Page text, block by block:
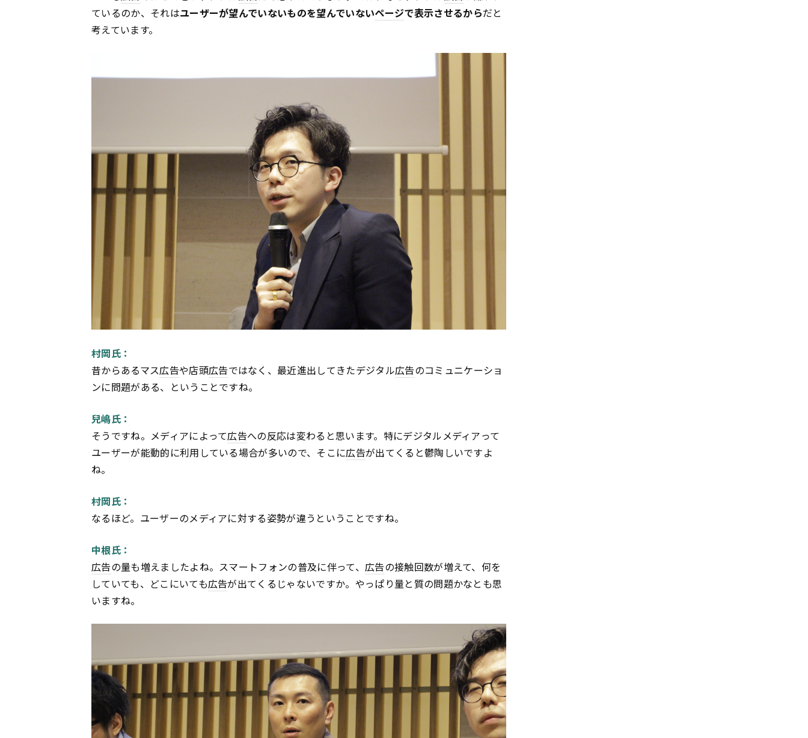
ているのか、それはユーザーが望んでいないものを望んでいないページで表示させるからだと
考えています。
村岡氏：
昔からあるマス広告や店頭広告ではなく、最近進出してきたデジタル広告のコミュニケーショ
ンに問題がある、ということですね。
兒嶋氏：
そうですね。メディアによって広告への反応は変わると思います。特にデジタルメディアって
ユーザーが能動的に利用している場合が多いので、そこに広告が出てくると鬱陶しいですよ
ね。
村岡氏：
なるほど。ユーザーのメディアに対する姿勢が違うということですね。
中根氏：
広告の量も増えましたよね。スマートフォンの普及に伴って、 広告の接触回数が増えて、何を
していても、どこにいても広告が出てくるじゃないですか。やっぱり量と質の問題かなとも思
いますね。